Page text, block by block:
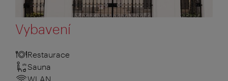
Vybavení
Restaurace
Sauna
WLAN